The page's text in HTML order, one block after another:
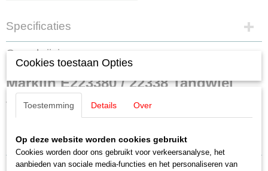
Specificaties
Productcode leverancier
E223380
H0 (1:87)
Staat
Omschrijving
Märklin E223380 / 22338 Tandwiel
voor oa 3072
Uitverkocht bij Märklin!
Cookies toestaan Opties
Toestemming Details Over
Op deze website worden cookies gebruikt
Cookies worden door ons gebruikt voor verkeersanalyse, het
aanbieden van sociale media-functies en het personaliseren van